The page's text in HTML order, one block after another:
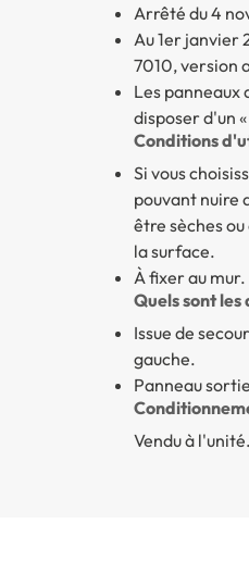
Arrêté du 4
Au 1er janvier
7010, version
Les panneaux
disposer d'un
Conditions
Si vous
pouvant nuire
être sèches
la surface.
À fixer au mur.
Quels sont
Issue de
gauche.
Panneau
Vendu à l'unité.